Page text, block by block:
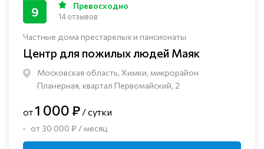
Частные дома престарелых и пансионаты
Центр для пожилых людей Маяк
Московская область, Химки, микрорайон
Планерная, квартал Первомайский, 2
9 Превосходно
14 отзывов
от1 000 ₽ / сутки
от 30 000 ₽ / месяц